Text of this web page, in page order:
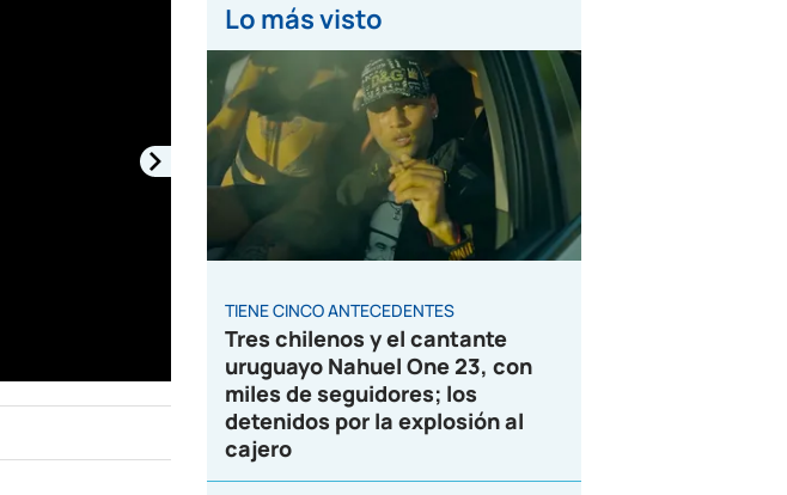
Lo más visto
TIENE CINCO ANTECEDENTES
Tres chilenos y el cantante
uruguayo Nahuel One 23, con
miles de seguidores; los
detenidos por la explosión al
cajero